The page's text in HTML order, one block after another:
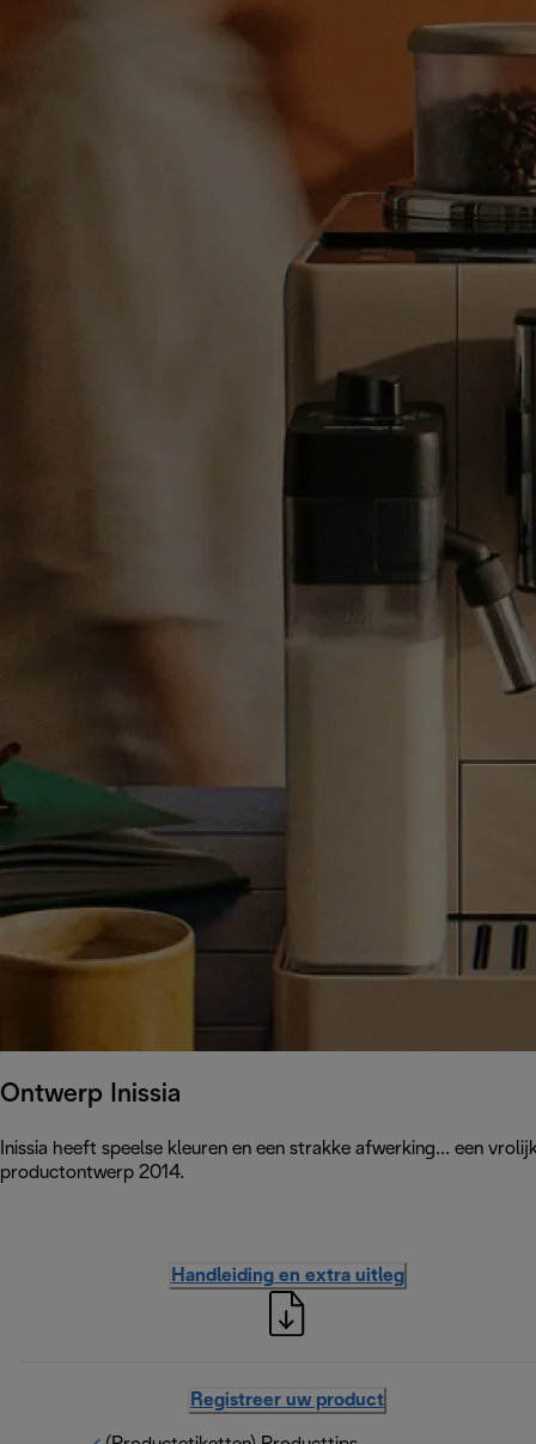
Ontwerp Inissia
Inissia heeft speelse kleuren en een strakke afwerking... een
productontwerp 2014.
Handleiding en extra uitleg
Registreer uw product